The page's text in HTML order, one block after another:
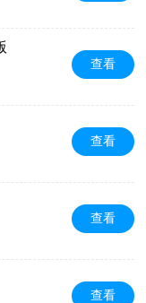
查看
查看
查看
查看